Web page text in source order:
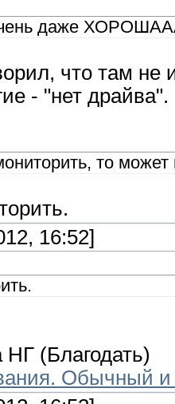
даже
что там не
- "нет драйва".
то может
16:52]
НГ (Благодать)
Обычный